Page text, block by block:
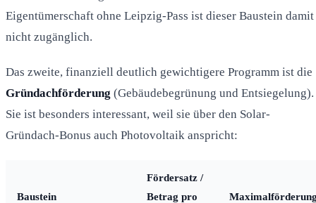
Eigentümerschaft ohne Leipzig-Pass ist dieser Baustein damit
nicht zugänglich.
Das zweite, finanziell deutlich gewichtigere Programm ist die
Gründachförderung (Gebäudebegrünung und Entsiegelung).
Sie ist besonders interessant, weil sie über den Solar-
Gründach-Bonus auch Photovoltaik anspricht:
Baustein
Fördersatz /
Betrag pro